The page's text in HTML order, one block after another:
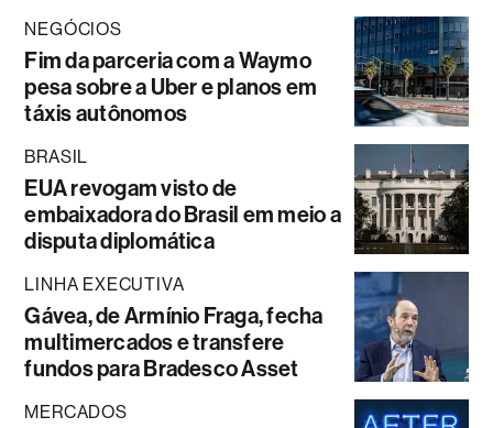
NEGÓCIOS
Fim da parceria com a Waymo
pesa sobre a Uber e planos em
táxis autônomos
BRASIL
EUA revogam visto de
embaixadora do Brasil em meio a
disputa diplomática
LINHA EXECUTIVA
Gávea, de Armínio Fraga, fecha
multimercados e transfere
fundos para Bradesco Asset
MERCADOS